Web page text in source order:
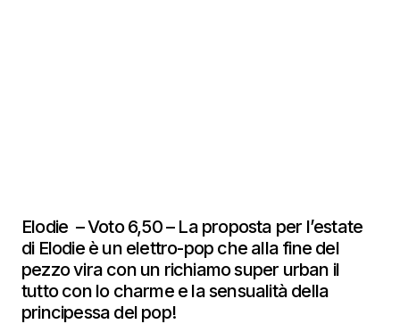
Elodie – Voto 6,50 – La proposta per l’estate
di Elodie è un elettro-pop che alla fine del
pezzo vira con un richiamo super urban il
tutto con lo charme e la sensualità della
principessa del pop!